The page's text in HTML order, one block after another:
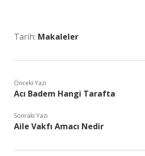
Tarih: Makaleler
Önceki Yazı
Acı Badem Hangi Tarafta
Sonraki Yazı
Aile Vakfı Amacı Nedir